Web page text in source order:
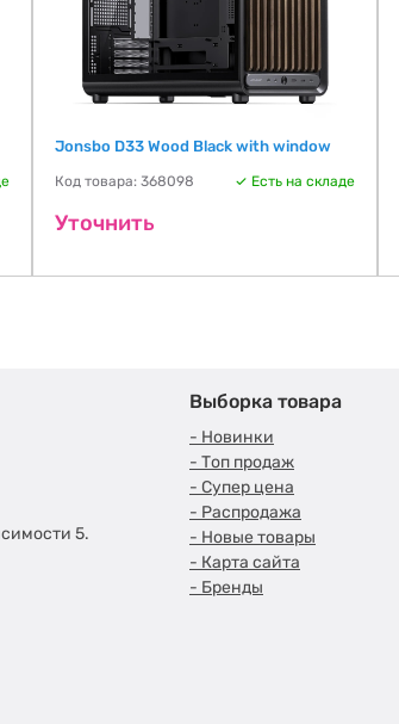
Jonsbo D33 Wood Black with window
Код товара: 368098 Есть на складе
Уточнить
5.
Выборка товара
- Новинки
- Топ продаж
- Супер цена
- Распродажа
- Новые товары
- Карта сайта
- Бренды